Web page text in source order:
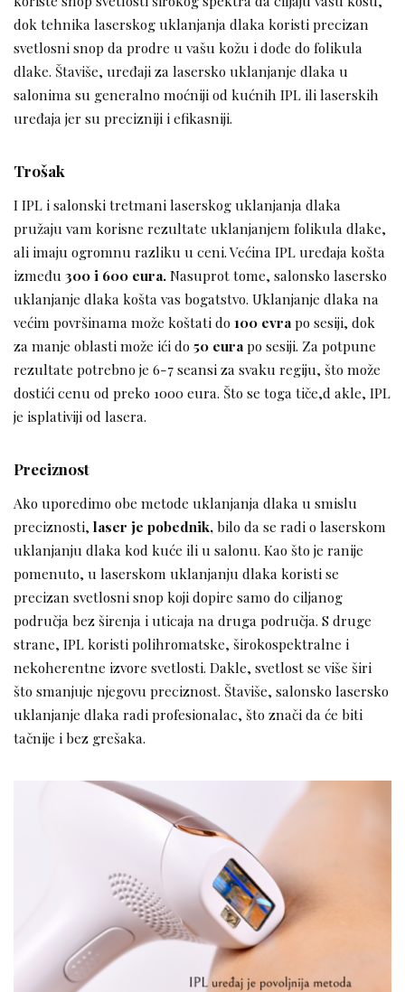
dok tehnika laserskog uklanjanja dlaka koristi precizan
svetlosni snop da prodre u vašu kožu i dođe do folikula
dlake. Štaviše, uređaji za lasersko uklanjanje dlaka u
salonima su generalno moćniji od kućnih IPL ili laserskih
uređaja jer su precizniji i efikasniji.
Trošak
I IPL i salonski tretmani laserskog uklanjanja dlaka
pružaju vam korisne rezultate uklanjanjem folikula dlake,
ali imaju ogromnu razliku u ceni. Većina IPL uređaja košta
između 300 i 600 eura.Nasuprot tome, salonsko lasersko
uklanjanje dlaka košta vas bogatstvo. Uklanjanje dlaka na
većim površinama može koštati do100 evrapo sesiji, dok
za manje oblasti može ići do50 eurapo sesiji. Za potpune
rezultate potrebno je 6-7 seansi za svaku regiju, što može
dostići cenu od preko 1000 eura. Što se toga tiče,d akle, IPL
je isplativiji od lasera.
Preciznost
Ako uporedimo obe metode uklanjanja dlaka u smislu
preciznosti, laser je pobednik,bilo da se radi o laserskom
uklanjanju dlaka kod kuće ili u salonu. Kao što je ranije
pomenuto, u laserskom uklanjanju dlaka koristi se
precizan svetlosni snop koji dopire samo do ciljanog
područja bez širenja i uticaja na druga područja. S druge
strane, IPL koristi polihromatske, širokospektralne i
nekoherentne izvore svetlosti. Dakle, svetlost se više širi
što smanjuje njegovu preciznost. Štaviše, salonsko lasersko
uklanjanje dlaka radi profesionalac, što znači da će biti
tačnije i bez grešaka.